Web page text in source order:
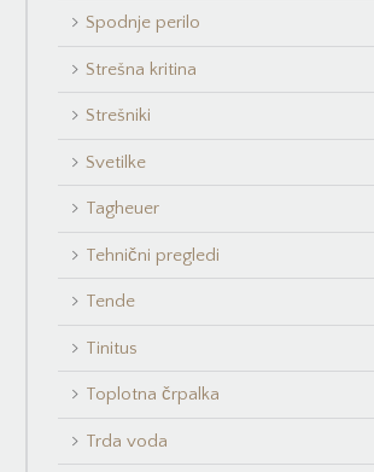
Spodnje perilo
Strešna kritina
Strešniki
Svetilke
Tagheuer
Tehnični pregledi
Tende
Tinitus
Toplotna črpalka
Trda voda